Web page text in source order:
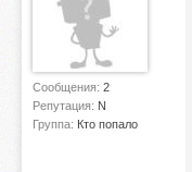
Сообщения: 2
Репутация: N
Группа: Кто попало